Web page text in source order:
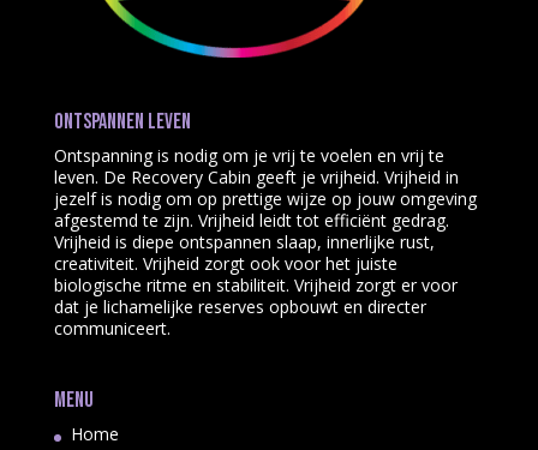
Ontspannen leven
Ontspanning is nodig om je vrij te voelen en vrij te
leven. De Recovery Cabin geeft je vrijheid. Vrijheid in
jezelf is nodig om op prettige wijze op jouw omgeving
afgestemd te zijn. Vrijheid leidt tot efficiënt gedrag.
Vrijheid is diepe ontspannen slaap, innerlijke rust,
creativiteit. Vrijheid zorgt ook voor het juiste
biologische ritme en stabiliteit. Vrijheid zorgt er voor
dat je lichamelijke reserves opbouwt en directer
communiceert.
Menu
Home